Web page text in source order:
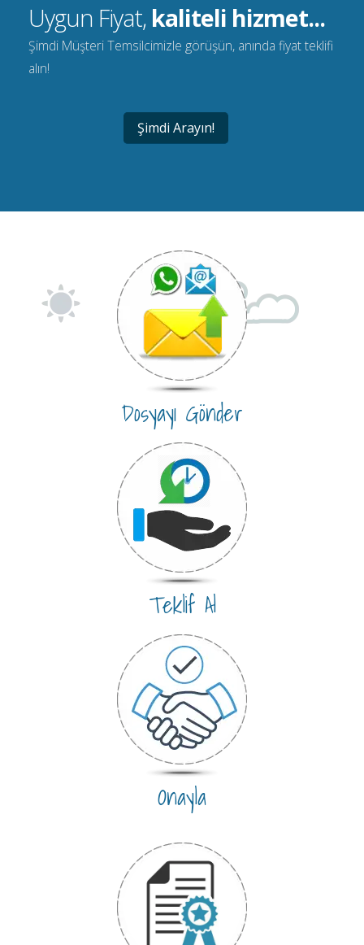
Uygun Fiyat, kaliteli hizmet...
Şimdi Müşteri Temsilcimizle görüşün, anında fiyat teklifi
alın!
Şimdi Arayın!
Dosyayı Gönder
Teklif Al
Onayla